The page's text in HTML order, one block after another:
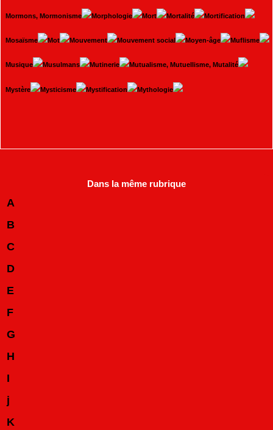
Mormons, Mormonisme Morphologie Mort Mortalité Mortification
Mosaïsme Mot Mouvement Mouvement social Moyen-âge Muflisme
Musique Musulmans Mutinerie Mutualisme, Mutuellisme, Mutalité
Mystère Mysticisme Mystification Mythologie
Dans la même rubrique
A
B
C
D
E
F
G
H
I
j
K